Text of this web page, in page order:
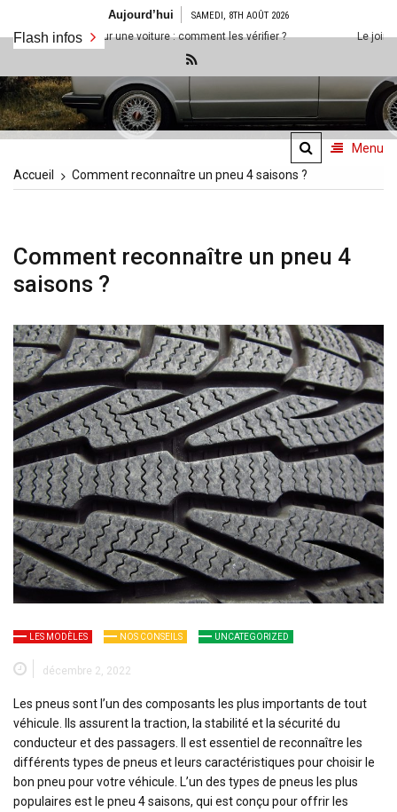
contenu
Aujourd’hui SAMEDI, 8TH AOÛT 2026
Flash infos
sur une voiture : comment les vérifier ? Le joint de culasse HS
Golf-1.fr
Site référence sur la Golf 1
et bien plus encore
Menu
Accueil
Comment reconnaître un pneu 4 saisons ?
Comment reconnaître un pneu 4
saisons ?
LES MODÈLES NOS CONSEILS UNCATEGORIZED
décembre 2, 2022
Les pneus sont l’un des composants les plus importants de tout
véhicule. Ils assurent la traction, la stabilité et la sécurité du
conducteur et des passagers. Il est essentiel de reconnaître les
différents types de pneus et leurs caractéristiques pour choisir le
bon pneu pour votre véhicule. L’un des types de pneus les plus
populaires est le pneu 4 saisons, qui est conçu pour offrir les